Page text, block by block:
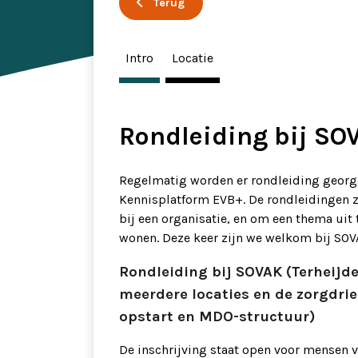
Producten
Terug
Intro Locatie
Rondleiding bij
Regelmatig worden er rondleiding
Kennisplatform EVB+. De
bij een organisatie, en om een thema
wonen. Deze keer zijn we welkom bij
Rondleiding bij SOVAK
meerdere locaties en de
opstart en MDO-structuur)
De inschrijving staat open voor mensen